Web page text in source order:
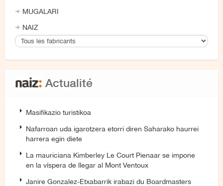
MUGALARI
NAIZ
Actualité
Masifikazio turistikoa
Nafarroan uda igarotzera etorri diren Saharako haurrei
harrera egin diete
La mauriciana Kimberley Le Court Pienaar se impone
en la víspera de llegar al Mont Ventoux
Janire Gonzalez-Etxabarrik irabazi du Boardmasters